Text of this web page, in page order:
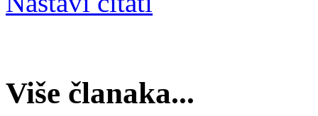
Više članaka...